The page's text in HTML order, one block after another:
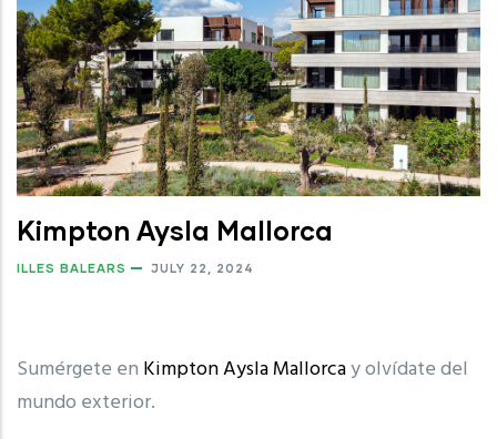
Kimpton Aysla Mallorca
ILLES BALEARS JULY 22, 2024
Sumérgete en Kimpton Aysla Mallorcay olvídate del
mundo exterior.